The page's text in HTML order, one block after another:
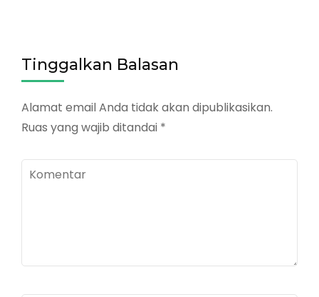
Tinggalkan Balasan
Alamat email Anda tidak akan dipublikasikan.
Ruas yang wajib ditandai *
Komentar